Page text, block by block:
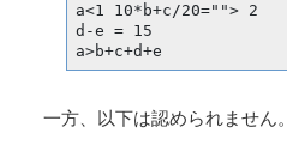
a<1 10*b+c/20=""> 2
d-e = 15
a>b+c+d+e
一方、以下は認められません。